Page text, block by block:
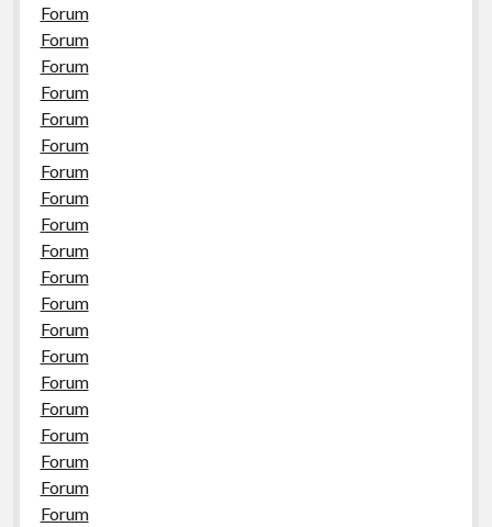
Forum
Forum
Forum
Forum
Forum
Forum
Forum
Forum
Forum
Forum
Forum
Forum
Forum
Forum
Forum
Forum
Forum
Forum
Forum
Forum